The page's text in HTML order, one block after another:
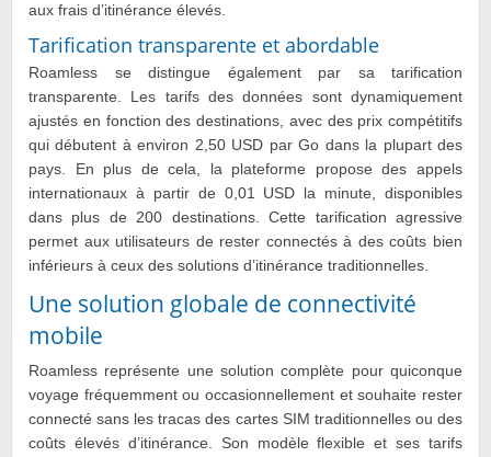
aux frais d’itinérance élevés.
Tarification transparente et abordable
Roamless se distingue également par sa tarification
transparente. Les tarifs des données sont dynamiquement
ajustés en fonction des destinations, avec des prix compétitifs
qui débutent à environ 2,50 USD par Go dans la plupart des
pays. En plus de cela, la plateforme propose des appels
internationaux à partir de 0,01 USD la minute, disponibles
dans plus de 200 destinations. Cette tarification agressive
permet aux utilisateurs de rester connectés à des coûts bien
inférieurs à ceux des solutions d’itinérance traditionnelles.
Une solution globale de connectivité
mobile
Roamless représente une solution complète pour quiconque
voyage fréquemment ou occasionnellement et souhaite rester
connecté sans les tracas des cartes SIM traditionnelles ou des
coûts élevés d’itinérance. Son modèle flexible et ses tarifs